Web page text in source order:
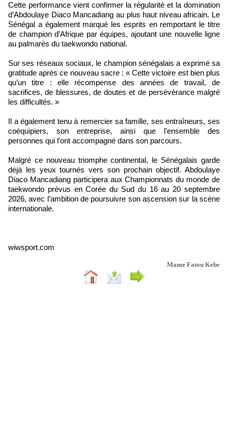
Cette performance vient confirmer la régularité et la domination
d’Abdoulaye Diaco Mancadiang au plus haut niveau africain. Le
Sénégal a également marqué les esprits en remportant le titre
de champion d’Afrique par équipes, ajoutant une nouvelle ligne
au palmarès du taekwondo national.
Sur ses réseaux sociaux, le champion sénégalais a exprimé sa
gratitude après ce nouveau sacre : « Cette victoire est bien plus
qu’un titre : elle récompense des années de travail, de
sacrifices, de blessures, de doutes et de persévérance malgré
les difficultés. »
Il a également tenu à remercier sa famille, ses entraîneurs, ses
coéquipiers, son entreprise, ainsi que l’ensemble des
personnes qui l’ont accompagné dans son parcours.
Malgré ce nouveau triomphe continental, le Sénégalais garde
déjà les yeux tournés vers son prochain objectif. Abdoulaye
Diaco Mancadiang participera aux Championnats du monde de
taekwondo prévus en Corée du Sud du 16 au 20 septembre
2026, avec l’ambition de poursuivre son ascension sur la scène
internationale.
wiwsport.com
Mame Fatou Kebe